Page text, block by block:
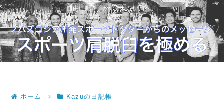
自由に動き、かつ外れない肩へ。
ホーム Kazuの日記帳